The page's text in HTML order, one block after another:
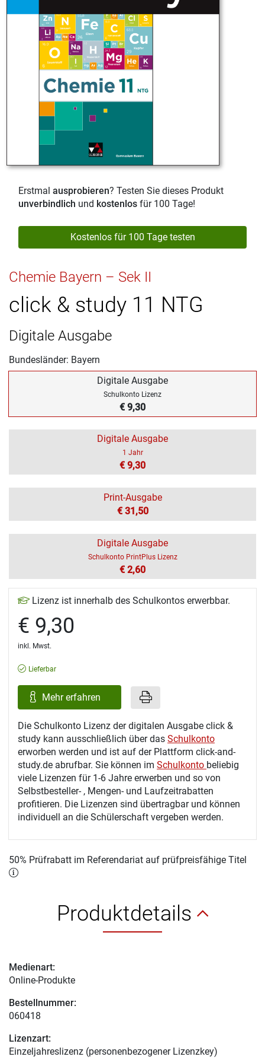
Erstmal ausprobieren? Testen Sie dieses Produkt
unverbindlich und kostenlos für 100 Tage!
Kostenlos für 100 Tage testen
Chemie Bayern – Sek II
click & study 11 NTG
Digitale Ausgabe
Bundesländer: Bayern
Digitale Ausgabe
Schulkonto Lizenz
€ 9,30
Digitale Ausgabe
1 Jahr
€ 9,30
Print-Ausgabe
€ 31,50
Digitale Ausgabe
Schulkonto PrintPlus Lizenz
€ 2,60
Lizenz ist innerhalb des Schulkontos erwerbbar.
€ 9,30
inkl. Mwst.
Lieferbar
Mehr erfahren
Die Schulkonto Lizenz der digitalen Ausgabe click &
study kann ausschließlich über das Schulkonto
erworben werden und ist auf der Plattform click-and-
study.de abrufbar. Sie können im Schulkonto beliebig
viele Lizenzen für 1-6 Jahre erwerben und so von
Selbstbesteller- , Mengen- und Laufzeitrabatten
profitieren. Die Lizenzen sind übertragbar und können
individuell an die Schülerschaft vergeben werden.
50% Prüfrabatt im Referendariat auf prüfpreisfähige Titel
Produktdetails
Medienart:
Online-Produkte
Bestellnummer:
060418
Lizenzart:
Einzeljahreslizenz (personenbezogener Lizenzkey)